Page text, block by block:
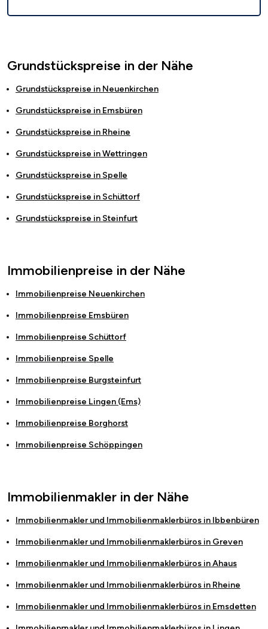
Grundstückspreise in der Nähe
Grundstückspreise in Neuenkirchen
Grundstückspreise in Emsbüren
Grundstückspreise in Rheine
Grundstückspreise inWettringen
Grundstückspreise in Spelle
Grundstückspreise in Schüttorf
Grundstückspreise in Steinfurt
Immobilienpreise in der Nähe
Immobilienpreise Neuenkirchen
Immobilienpreise Emsbüren
Immobilienpreise Schüttorf
Immobilienpreise Spelle
Immobilienpreise Burgsteinfurt
Immobilienpreise Lingen (Ems)
Immobilienpreise Borghorst
Immobilienpreise Schöppingen
Immobilienmakler in der Nähe
Immobilienmakler und Immobilienmaklerbüros in Ibbenbüren
Immobilienmakler und Immobilienmaklerbüros in Greven
Immobilienmakler und Immobilienmaklerbüros inAhaus
Immobilienmakler und Immobilienmaklerbüros in Rheine
Immobilienmakler und Immobilienmaklerbüros in Emsdetten